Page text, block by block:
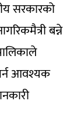
सरकारको
बन्ने
गर्न आवश्यक